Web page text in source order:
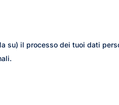
su) il processo dei tuoi dati